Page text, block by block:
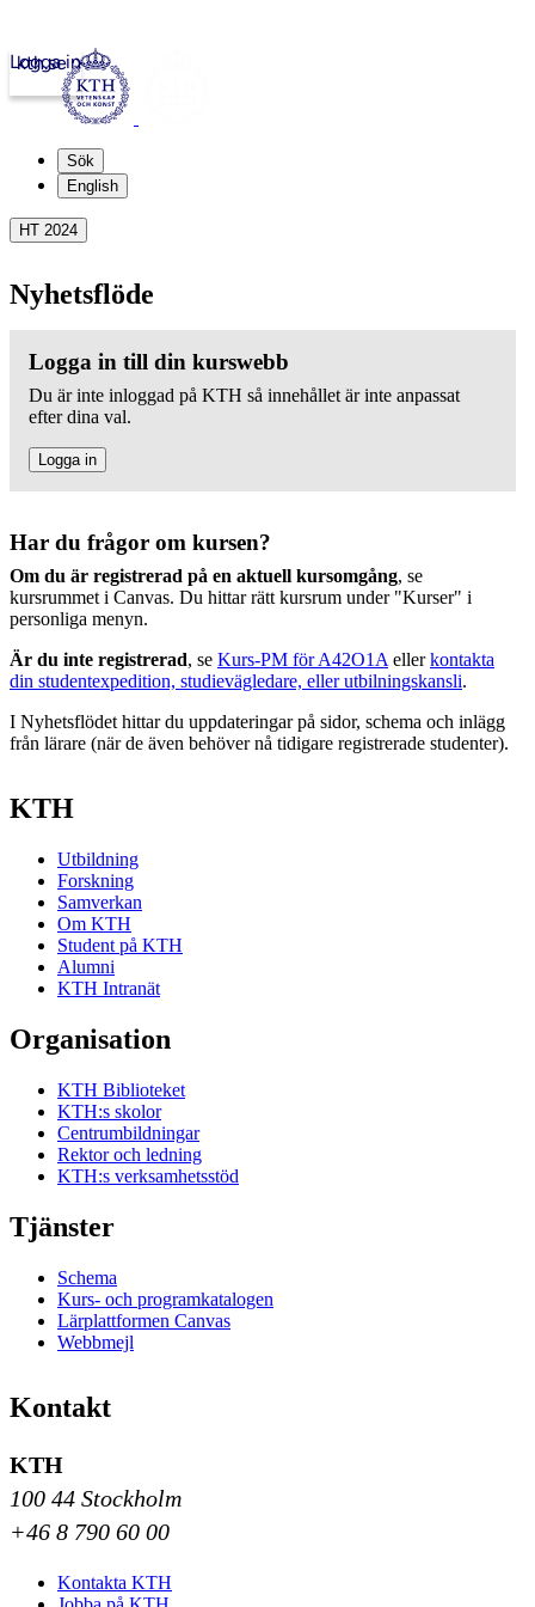
kth.se
Logga in
Sök
English
HT 2024
Nyhetsflöde
Logga in till din kurswebb
Du är inte inloggad på KTH så innehållet är inte anpassat
efter dina val.
Logga in
Har du frågor om kursen?
Om du är registrerad på en aktuell kursomgång, se
kursrummet i Canvas. Du hittar rätt kursrum under "Kurser" i
personliga menyn.
Är du inte registrerad, se Kurs-PM för A42O1A ellerkontakta
din studentexpedition, studievägledare, eller utbilningskansli.
I Nyhetsflödet hittar du uppdateringar på sidor, schema och inlägg
från lärare (när de även behöver nå tidigare registrerade studenter).
KTH
Utbildning
Forskning
Samverkan
Om KTH
Student på KTH
Alumni
KTH Intranät
Organisation
KTH Biblioteket
KTH:s skolor
Centrumbildningar
Rektor och ledning
KTH:s verksamhetsstöd
Tjänster
Schema
Kurs- och programkatalogen
Lärplattformen Canvas
Webbmejl
Kontakt
KTH
100 44 Stockholm
+46 8 790 60 00
Kontakta KTH